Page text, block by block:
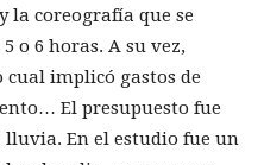
la coreografía que se
o 6 horas. A su vez,
cual implicó gastos de
El presupuesto fue
En el estudio fue un